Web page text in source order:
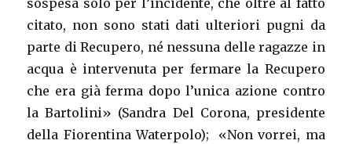
sospesa solo per l’incidente, che oltre al fatto
citato, non sono stati dati ulteriori pugni da
parte di Recupero, né nessuna delle ragazze in
acqua è intervenuta per fermare la Recupero
che era già ferma dopo l’unica azione contro
la Bartolini» (Sandra Del Corona, presidente
della Fiorentina Waterpolo); «Non vorrei, ma